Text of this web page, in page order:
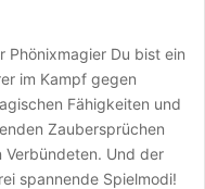
Phönixmagier Du bist ein
im Kampf gegen
Fähigkeiten und
Zaubersprüchen
Und der
spannende Spielmodi!